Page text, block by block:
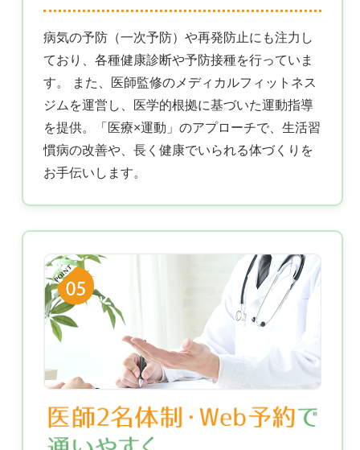
病気の予防（一次予防）や再発防止にも注力し
ており、各種健康診断や予防接種を行っていま
す。 また、医師監修のメディカルフィットネス
ジムを運営し、医学的根拠に基づいた運動指導
を提供。「医療×運動」のアプローチで、生活習
慣病の改善や、長く健康でいられる体づくりを
お手伝いします。